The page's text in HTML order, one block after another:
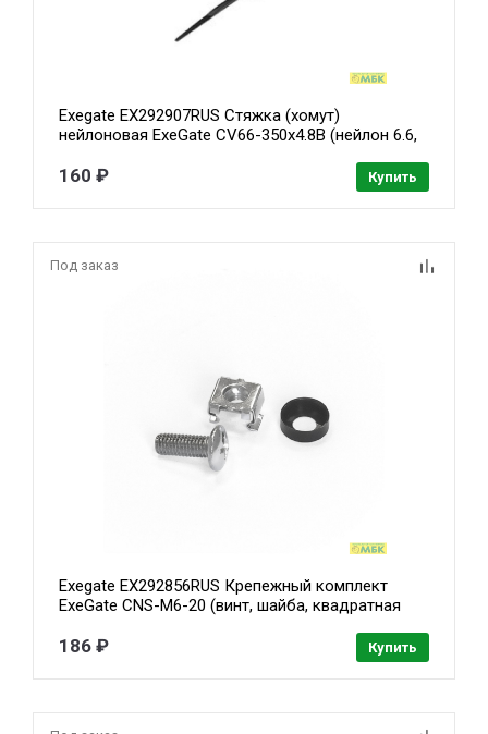
Exegate EX292907RUS Стяжка (хомут)
нейлоновая ExeGate CV66-350x4.8B (нейлон 6.6,
-40°C - +85°C, черная, 100 шт)
160 ₽ Купить
Под заказ
Exegate EX292856RUS Крепежный комплект
ExeGate CNS-M6-20 (винт, шайба, квадратная
186 ₽ Купить